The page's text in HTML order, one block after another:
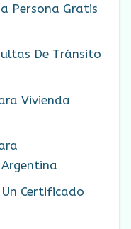
Persona Gratis
De Tránsito
Vivienda
Un Certificado